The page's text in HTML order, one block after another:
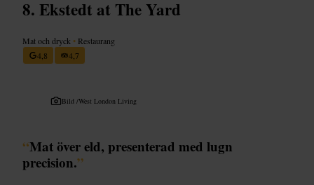
Ekstedt at The Yard
Mat och dryck • Restaurang
4,8
4,7
Bild /West London Living
“Mat över eld, presenterad med lugn
precision.”